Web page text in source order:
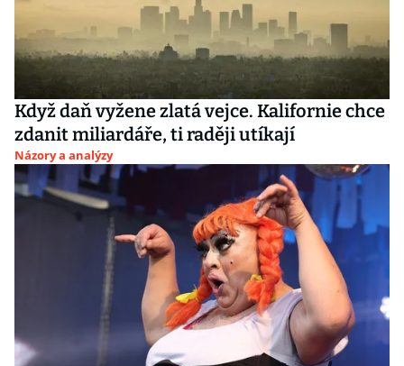
Když daň vyžene zlatá vejce. Kalifornie chce
zdanit miliardáře, ti raději utíkají
Názory a analýzy